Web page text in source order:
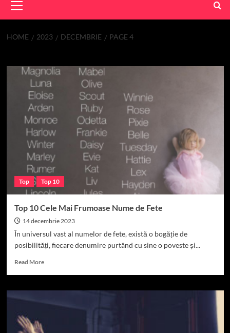
Menu
HOME 2023 DECEMBRIE PAGE 4
Top Top 10
Top 10 Cele Mai Frumoase Nume de Fete
14 decembrie 2023
În universul vast al numelor de fete, există o bogăție de
posibilități, fiecare denumire purtând cu sine o poveste și...
Read MoreRead
Top
Frumoase